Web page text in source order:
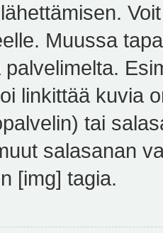
Muussa
palvelimelta.
linkittää kuvia
tai
salasanan
[img] tagia.